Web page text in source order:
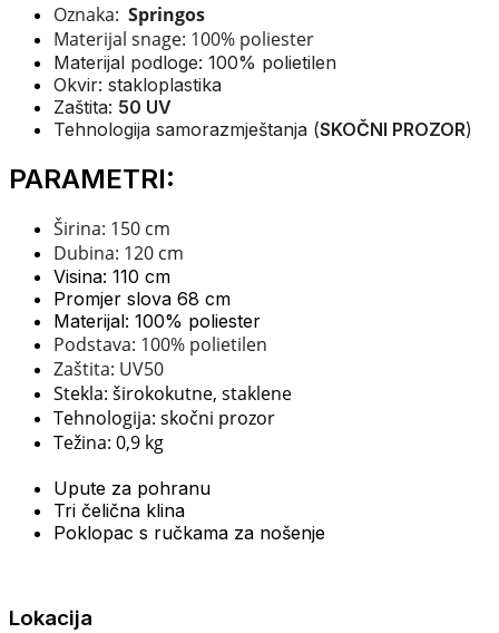
Oznaka: Springos
Materijal snage: 100% poliester
Materijal podloge: 100% polietilen
Okvir: stakloplastika
Zaštita: 50 UV
Tehnologija samorazmještanja (SKOČNI PROZOR)
PARAMETRI:
Širina: 150 cm
Dubina: 120 cm
Visina: 110 cm
Promjer slova 68 cm
Materijal: 100% poliester
Podstava: 100% polietilen
Zaštita: UV50
Stekla: širokokutne, staklene
Tehnologija: skočni prozor
Težina: 0,9 kg
Upute za pohranu
Tri čelična klina
Poklopac s ručkama za nošenje
Lokacija